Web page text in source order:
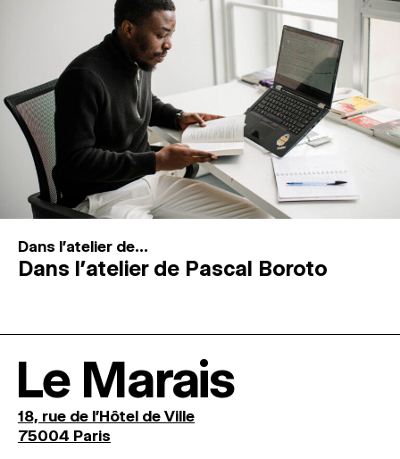
Dans l'atelier de...
Dans l’atelier de Pascal Boroto
Le Marais
18, rue de l'Hôtel de Ville
75004 Paris